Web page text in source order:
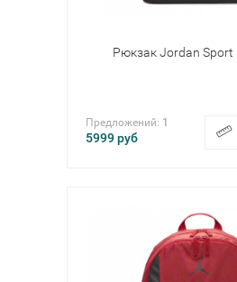
Рюкзак Jordan Sport
Предложений: 1
5999руб